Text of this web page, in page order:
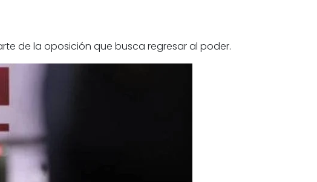
de la oposición que busca regresar al poder.